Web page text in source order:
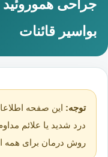
جراحی
بواسیر قائنات
توجه: این صفحه
درد شدید یا علائم
روش درمان برای همه